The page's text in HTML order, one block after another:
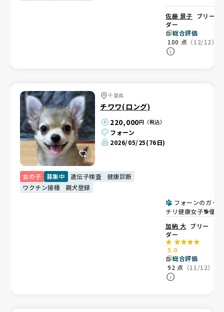
佐藤 景子 ブリー
ダー
総合評価
100 点 （12/12）
千葉県
チワワ(ロング)
220,000円（税込）
フォーン
2026/05/25(76日)
女の子 募集中 遺伝子検査
健康診断
ワクチン接種
親犬登録
フォーンのガッ
チリ健康女子🐕優良
加納 大 ブリー
ダー
5.0
総合評価
92 点 （11/12）